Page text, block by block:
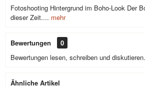
Fotoshooting Hintergrund im Boho-Look Der
dieser Zeit.... mehr
Bewertungen
0
Bewertungen lesen, schreiben und
Ähnliche Artikel